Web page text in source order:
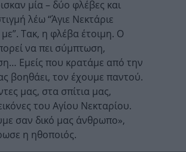
μία – δύο φλέβες και
λέω “Άγιε Νεκτάριε
Τακ, η φλέβα έτοιμη. Ο
να πει σύμπτωση,
Εμείς που κρατάμε από την
βοηθάει, τον έχουμε παντού.
μας, στα σπίτια μας,
του Αγίου Νεκταρίου.
σαν δικό μας άνθρωπο»,
η ηθοποιός.